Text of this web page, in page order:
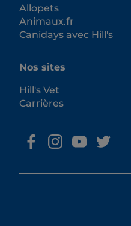
Allopets
Animaux.fr
Canidays avec Hill's
Nos sites
Hill's Vet
Carrières